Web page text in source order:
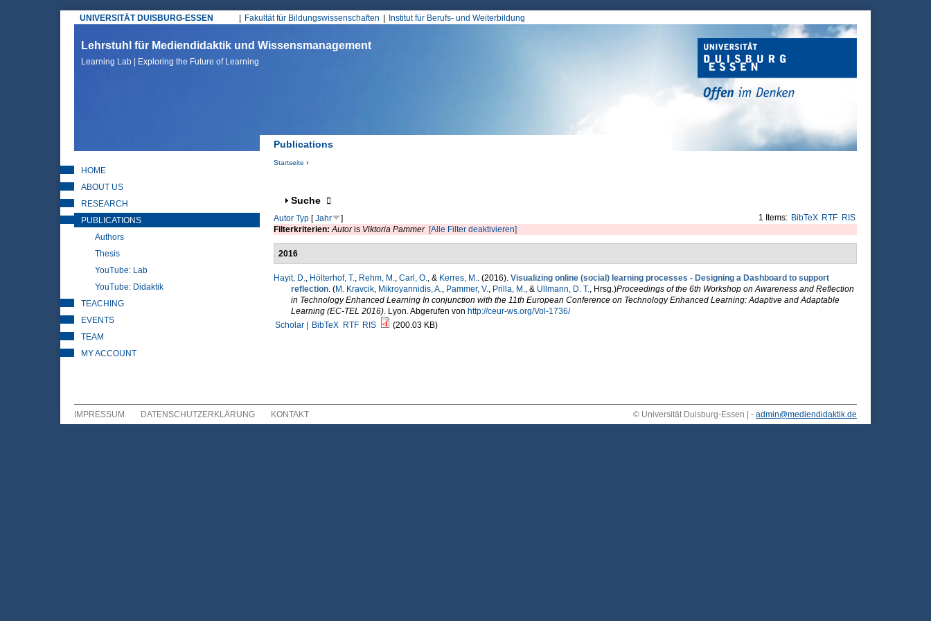
UNIVERSITÄT DUISBURG-ESSEN
Hauptmenü
Fakultät für Bildungswissenschaften Institut für Berufs- und Weiterbildung
Lehrstuhl für Mediendidaktik und Wissensmanagement
Learning Lab | Exploring the Future of Learning
Publications
Startseite ›
Anzeigen
Suche
1 Items: BibTeX RTF RIS
Autor Typ[Jahr
]
Filterkriterien:Autoris Viktoria Pammer [Alle Filter deaktivieren]
2016
Hayit, D., Hölterhof, T., Rehm, M., Carl, O., & Kerres, M.. (2016). Visualizing online (social) learning processes - Designing a Dashboard to support
reflection. (M. Kravcik, Mikroyannidis, A., Pammer, V., Prilla, M., & Ullmann, D. T., Hrsg.)Proceedings of the 6th Workshop on Awareness and Reflection
in Technology Enhanced Learning In conjunction with the 11th European Conference on Technology Enhanced Learning: Adaptive and Adaptable
Learning (EC-TEL 2016). Lyon. Abgerufen von http://ceur-ws.org/Vol-1736/
Scholar |
BibTeX RTF RIS (200.03 KB)
HOME
ABOUT US
RESEARCH
PUBLICATIONS
Authors
Thesis
YouTube: Lab
YouTube: Didaktik
TEACHING
EVENTS
TEAM
MY ACCOUNT
IMPRESSUM DATENSCHUTZERKLÄRUNG KONTAKT © Universität Duisburg-Essen | - admin@mediendidaktik.de